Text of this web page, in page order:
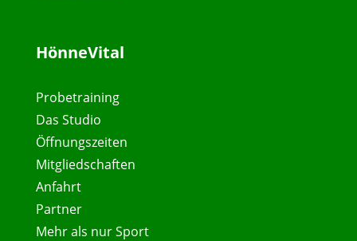
HönneVital
Probetraining
Das Studio
Öffnungszeiten
Mitgliedschaften
Anfahrt
Partner
Mehr als nur Sport